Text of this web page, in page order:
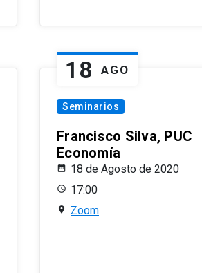
18 AGO
Seminarios
Francisco Silva, PUC
Economía
18 de Agosto de 2020
17:00
Zoom